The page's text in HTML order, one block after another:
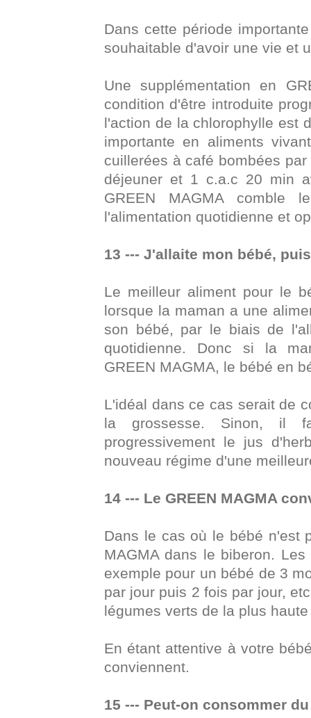
Dans cette période
souhaitable d'avoir une vie et
Une supplémentation en
condition d'être introduite
l'action de la chlorophylle est
importante en aliments
cuillerées à café bombées
déjeuner et 1 c.a.c 20 min
GREEN MAGMA comble
l'alimentation quotidienne et
13 --- J'allaite mon bébé,
Le meilleur aliment pour le
lorsque la maman a une
son bébé, par le biais de
quotidienne. Donc si la
GREEN MAGMA, le bébé en
L'idéal dans ce cas serait de
la grossesse. Sinon, il
progressivement le jus
nouveau régime d'une
14 --- Le GREEN MAGMA
Dans le cas où le bébé n'est
MAGMA dans le biberon.
exemple pour un bébé de 3
par jour puis 2 fois par jour,
légumes verts de la plus
En étant attentive à votre
conviennent.
15 --- Peut-on consommer